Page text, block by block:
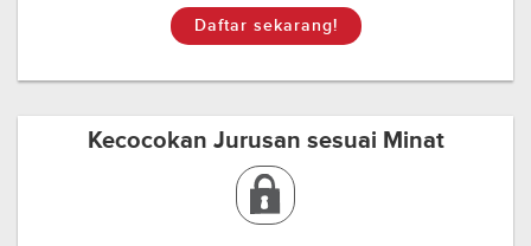
Daftar sekarang!
Kecocokan Jurusan sesuai Minat